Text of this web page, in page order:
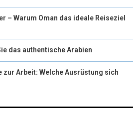
– Warum Oman das ideale Reiseziel
das authentische Arabien
zur Arbeit: Welche Ausrüstung sich